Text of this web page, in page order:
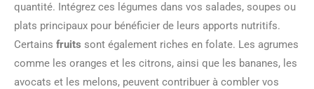
quantité. Intégrez ces légumes dans vos salades, soupes ou
plats principaux pour bénéficier de leurs apports nutritifs.
Certains fruits sont également riches en folate. Les agrumes
comme les oranges et les citrons, ainsi que les bananes, les
avocats et les melons, peuvent contribuer à combler vos